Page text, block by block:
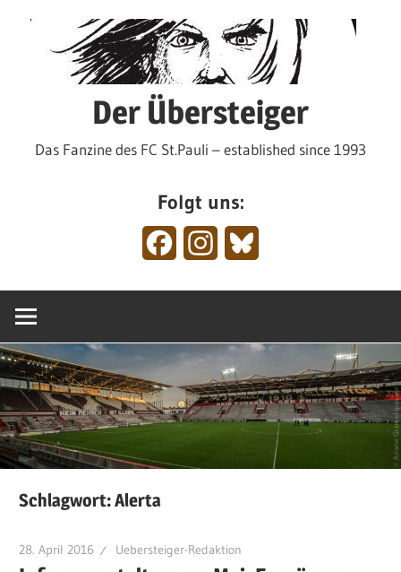
Der Übersteiger
Das Fanzine des FC St.Pauli – established since 1993
Folgt uns:
FacebookInstagram
Schlagwort:Alerta
28. April 2016 Uebersteiger-Redaktion